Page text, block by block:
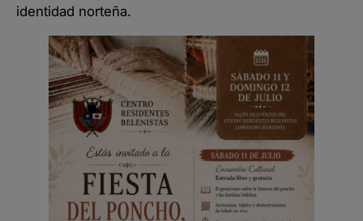
identidad norteña.